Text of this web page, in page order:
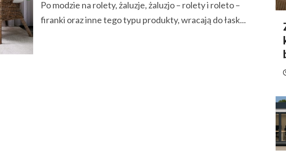
Po modzie na rolety, żaluzje, żaluzjo – rolety i roleto –
firanki oraz inne tego typu produkty, wracają do łask...